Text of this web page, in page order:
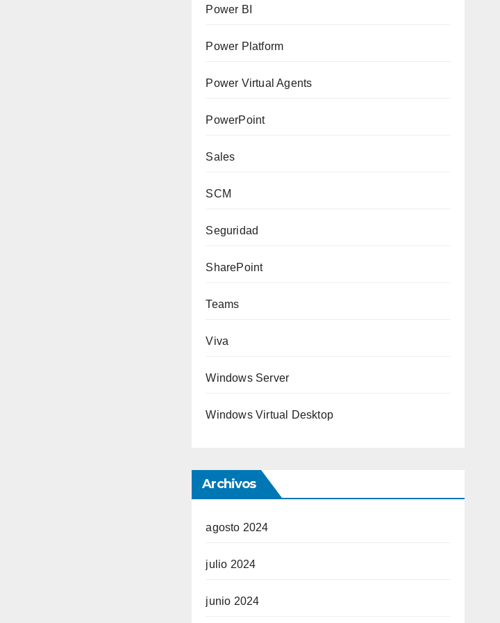
Power BI
Power Platform
Power Virtual Agents
PowerPoint
Sales
SCM
Seguridad
SharePoint
Teams
Viva
Windows Server
Windows Virtual Desktop
Archivos
agosto 2024
julio 2024
junio 2024